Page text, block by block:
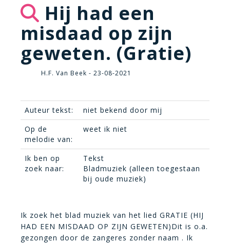
Hij had een
misdaad op zijn
geweten. (Gratie)
H.F. Van Beek - 23-08-2021
Auteur tekst:
niet bekend door mij
Op de
melodie van:
weet ik niet
Ik ben op
zoek naar:
Tekst
Bladmuziek (alleen toegestaan
bij oude muziek)
Ik zoek het blad muziek van het lied GRATIE (HIJ
HAD EEN MISDAAD OP ZIJN GEWETEN)Dit is o.a.
gezongen door de zangeres zonder naam . Ik